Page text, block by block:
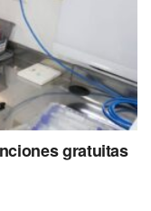
gratuitas